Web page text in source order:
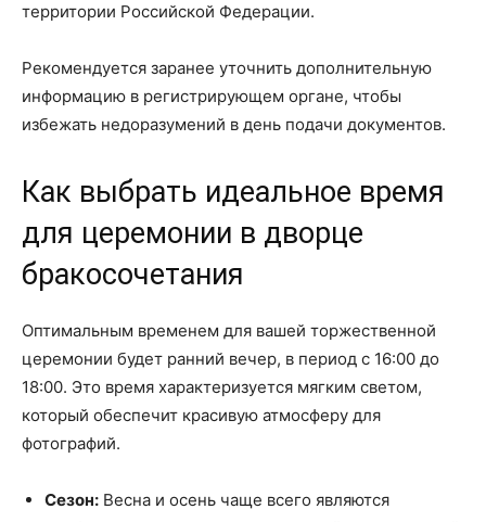
территории Российской Федерации.
Рекомендуется заранее уточнить дополнительную
информацию в регистрирующем органе, чтобы
избежать недоразумений в день подачи документов.
Как выбрать идеальное время
для церемонии в дворце
бракосочетания
Оптимальным временем для вашей торжественной
церемонии будет ранний вечер, в период с 16:00 до
18:00. Это время характеризуется мягким светом,
который обеспечит красивую атмосферу для
фотографий.
Сезон: Весна и осень чаще всего являются